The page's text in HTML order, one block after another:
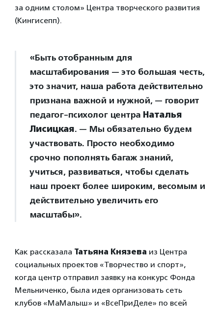
за одним столом» Центра творческого развития
(Кингисепп).
«Быть отобранным для
масштабирования — это большая честь,
это значит, наша работа действительно
признана важной и нужной, — говорит
педагог-психолог центра Наталья
Лисицкая. — Мы обязательно будем
участвовать. Просто необходимо
срочно пополнять багаж знаний,
учиться, развиваться, чтобы сделать
наш проект более широким, весомым и
действительно увеличить его
масштабы».
Как рассказала Татьяна Князева из Центра
социальных проектов «Творчество и спорт»,
когда центр отправил заявку на конкурс Фонда
Мельниченко, была идея организовать сеть
клубов «МаМалыш» и «ВсеПриДеле» по всей